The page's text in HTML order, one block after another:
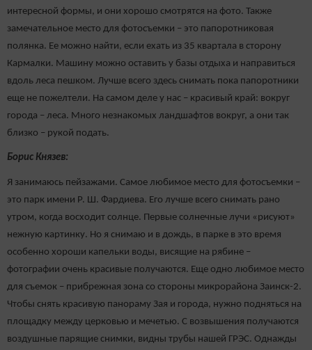
интересной формы, и они хорошо смотрятся на фото. Также
замечательное место для фотосъемки – это папоротниковая
полянка. Ее можно найти, если ехать из 35 квартала в сторону
Кармалки. Машину можно оставить у базы отдыха и направиться
вдоль леса пешком. Лучше всего здесь снимать пока папоротники
еще не пожелтели. На самом деле у нас – красивый край: вокруг
города – леса. Много незнакомых ландшафтов вокруг, а они так
близко – рукой подать.
Борис Князев:
Я занимаюсь пейзажами. Самое любимое место для фотосъемки –
это парк имени Р. Ш. Фардиева. Его лучше всего снимать рано
утром, когда восходит солнце. Первые солнечные лучи «рисуют»
нежную картинку. Но я снимаю и в дождь, в парке в это время
особенно хороши капельки воды, висящие на рябине –
фотографии очень красивые получаются. Еще одно любимое место
для съемок – прибрежная зона со стороны микрорайона Заинск-2.
Чтобы снять красивую панораму Зая и города, нужно подняться на
площадку между церковью и мечетью. С возвышения получаются
воздушные парящие снимки, видны трубы нашей ГРЭС. Однажды